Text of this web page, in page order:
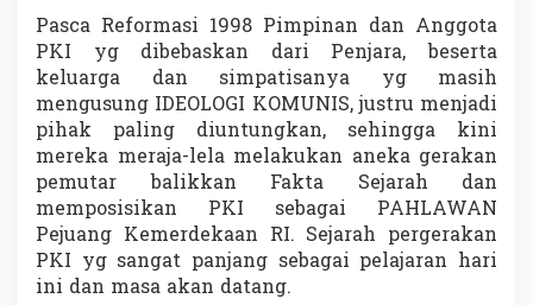
Pasca Reformasi 1998 Pimpinan dan Anggota
PKI yg dibebaskan dari Penjara, beserta
keluarga dan simpatisanya yg masih
mengusung IDEOLOGI KOMUNIS, justru menjadi
pihak paling diuntungkan, sehingga kini
mereka meraja-lela melakukan aneka gerakan
pemutar balikkan Fakta Sejarah dan
memposisikan PKI sebagai PAHLAWAN
Pejuang Kemerdekaan RI. Sejarah pergerakan
PKI yg sangat panjang sebagai pelajaran hari
ini dan masa akan datang.